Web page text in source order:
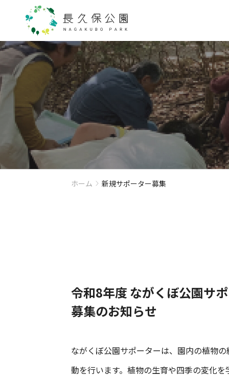
ホーム 新規サポーター募集
令和8年度 ながくぼ公園サ
募集のお知らせ
ながくぼ公園サポーターは、園内の植物
動を行います。植物の生育や四季の変化